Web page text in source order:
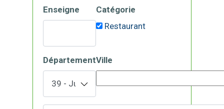
Enseigne
Catégorie
Restaurant
DépartementVille